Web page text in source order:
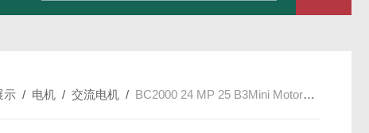
示 / 电机 /交流电机 / BC2000 24 MP 25 B3Mini Motor蜗轮蜗杆减速电机带永磁体系列